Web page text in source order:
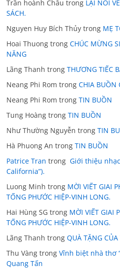
Trần hoành Châu trong LẠI NÓI
SÁCH.
Nguyen Huy Bích Thủy trong MẸ
Hoai Thuong trongCHÚC MỪNG
NĂNG
Lãng Thanh trongTHƯƠNG TIẾC
Neang Phi Rom trongCHIA BUỒN
Neang Phi Rom trongTIN BUỒN
Tung Hoàng trongTIN BUỒN
Như Thường Nguyễn trongTIN
Hà Phuong An trongTIN BUỒN
Patrice Tran trong Giới thiệu
California”).
Luong Minh trong MỜI VIẾT GIAI
TỐNG PHƯỚC HIỆP-VINH LONG.
Hai Hùng SG trong MỜI VIẾT GIAI
TỐNG PHƯỚC HIỆP-VINH LONG.
Lãng Thanh trongQUÀ TẶNG
Thu Vàng trongVĩnh biệt nhà thơ
Quang Tấn